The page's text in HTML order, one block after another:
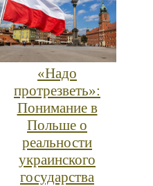
«Надо
протрезветь»:
Понимание в
Польше о
реальности
украинского
государства